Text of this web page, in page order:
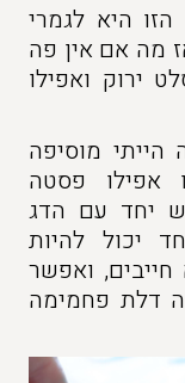
היא לגמרי
מה אם אין פה
ירוק ואפילו
מוסיפה
אפילו פסטה
יחד עם הדג
יכול להיות
ואפשר
דלת פחמימה